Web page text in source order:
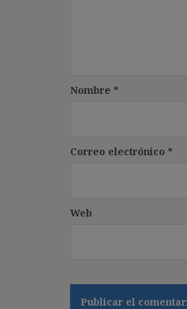
Nombre *
Correo electrónico *
Web